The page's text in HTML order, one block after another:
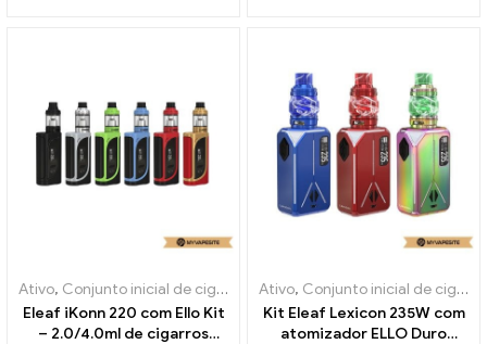
Ativo, Conjunto inicial de cigarro eletrônico
Eleaf iKonn 220 com Ello Kit
– 2.0/4.0ml de cigarros
Ativo, Conjunto inicial de cigarro eletrônico
Kit Eleaf Lexicon 235W com
atomizador ELLO Duro